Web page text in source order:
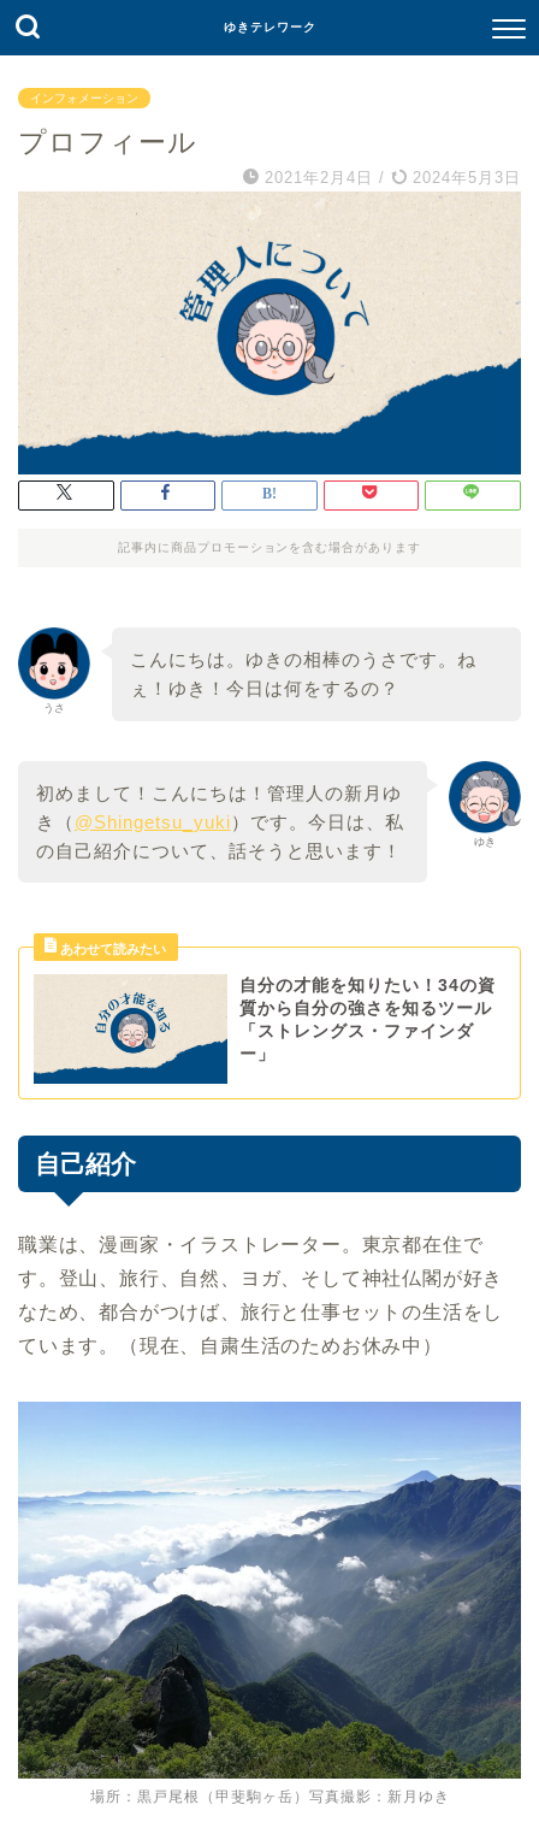
ゆきテレワーク
インフォメーション
プロフィール
2021年2月4日 / 2024年5月3日
記事内に商品プロモーションを含む場合があります
うさ
こんにちは。ゆきの相棒のうさです。ね
ぇ！ゆき！今日は何をするの？
ゆき
初めまして！こんにちは！管理人の新月ゆ
き（ @Shingetsu_yuki）です。今日は、私
の自己紹介について、話そうと思います！
自分の才能を知りたい！34の資
質から自分の強さを知るツール
「ストレングス・ファインダ
ー」
自己紹介
職業は、漫画家・イラストレーター。東京都在住で
す。登山、旅行、自然、ヨガ、そして神社仏閣が好き
なため、都合がつけば、旅行と仕事セットの生活をし
ています。（現在、自粛生活のためお休み中）
場所：黒戸尾根（甲斐駒ヶ岳）写真撮影：新月ゆき